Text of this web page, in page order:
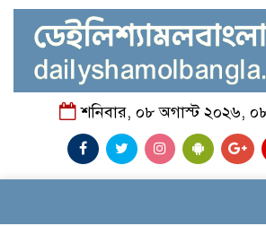
শনিবার, ০৮ অগাস্ট ২০২৬,